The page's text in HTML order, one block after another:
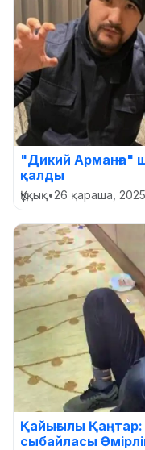
"Дикий Арманға"
қалды
Құқық•26 қараша, 2025
Қайығылы
сыбайласы